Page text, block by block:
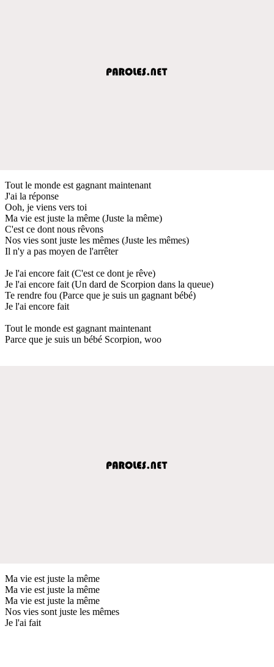
Tout le monde est gagnant maintenant
J'ai la réponse
Ooh, je viens vers toi
Ma vie est juste la même (Juste la même)
C'est ce dont nous rêvons
Nos vies sont juste les mêmes (Juste les mêmes)
Il n'y a pas moyen de l'arrêter
Je l'ai encore fait (C'est ce dont je rêve)
Je l'ai encore fait (Un dard de Scorpion dans la queue)
Te rendre fou (Parce que je suis un gagnant bébé)
Je l'ai encore fait
Tout le monde est gagnant maintenant
Parce que je suis un bébé Scorpion, woo
Ma vie est juste la même
Ma vie est juste la même
Ma vie est juste la même
Nos vies sont juste les mêmes
Je l'ai fait